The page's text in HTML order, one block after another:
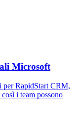
Microsoft
RapidStart CRM,
i team possono